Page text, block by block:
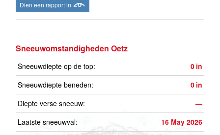
Dien een rapport in
Sneeuwomstandigheden Oetz
Sneeuwdiepte op de top: 0 in
Sneeuwdiepte beneden:
0 in
Diepte verse sneeuw:
—
Laatste sneeuwval:
16 May 2026